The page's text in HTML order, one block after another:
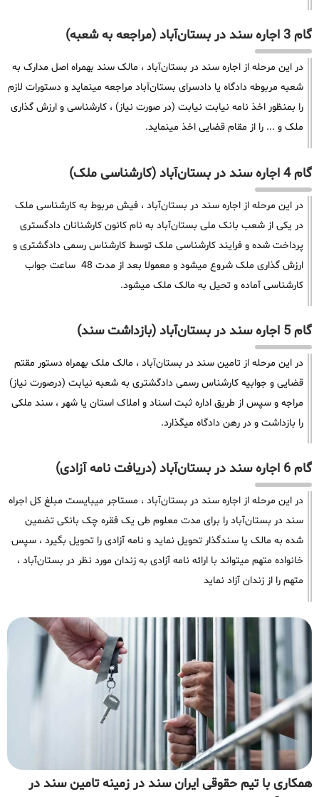
گام 3 اجاره سند در بستان‌آباد (مراجعه به شعبه)
در این مرحله از اجاره سند در بستان‌آباد ، مالک سند بهمراه اصل مدارک به
شعبه مربوطه دادگاه یا دادسرای بستان‌آباد مراجعه مینماید و دستورات لازم
را بمنظور اخذ نامه نیابت نیابت (در صورت نیاز) ، کارشناسی و ارزش گذاری
ملک و ... را از مقام قضایی اخذ مینماید.
گام 4 اجاره سند در بستان‌آباد (کارشناسی ملک)
در این مرحله از اجاره سند در بستان‌آباد ، فیش مربوط به کارشناسی ملک
در یکی از شعب بانک ملی بستان‌آباد به نام کانون کارشنانان دادگستری
پرداخت شده و فرایند کارشناسی ملک توسط کارشناس رسمی دادگشتری و
ارزش گذاری ملک شروع میشود و معمولا بعد از مدت 48 ساعت جواب
کارشناسی آماده و تحیل به مالک ملک میشود.
گام 5 اجاره سند در بستان‌آباد (بازداشت سند)
در این مرحله از تامین سند در بستان‌آباد ، مالک ملک بهمراه دستور مقتم
قضایی و جوابیه کارشناس رسمی دادگشتری به شعبه نیابت (درصورت نیاز)
مراجه و سپس از طریق اداره ثبت اسناد و املاک استان یا شهر ، سند ملکی
را بازداشت و در رهن دادگاه میگذارد.
گام 6 اجاره سند در بستان‌آباد (دریافت نامه آزادی)
در این مرحله از اجاره سند در بستان‌آباد ، مستاجر میبایست مبلغ کل اجراه
سند در بستان‌آباد را برای مدت معلوم طی یک فقره چک بانکی تضمین
شده به مالک یا سندگذار تحویل نماید و نامه آزادی را تحویل بگیرد ، سپس
خانواده متهم میتواند با ارائه نامه آزادی به زندان مورد نظر در بستان‌آباد ،
متهم را از زندان آزاد نماید
همکاری با تیم حقوقی ایران سند در زمینه تامین سند در